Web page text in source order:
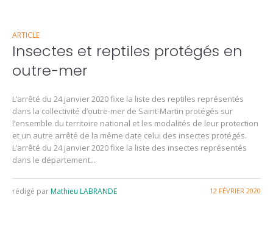
ARTICLE
Insectes et reptiles protégés en
outre-mer
L’arrêté du 24 janvier 2020 fixe la liste des reptiles représentés
dans la collectivité d’outre-mer de Saint-Martin protégés sur
l’ensemble du territoire national et les modalités de leur protection
et un autre arrêté de la même date celui des insectes protégés.
L’arrêté du 24 janvier 2020 fixe la liste des insectes représentés
dans le département...
12 FÉVRIER 2020
rédigé parMathieu LABRANDE